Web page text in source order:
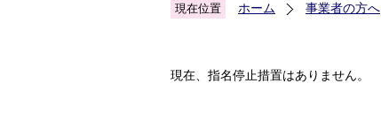
現在位置 ホーム 事業者の方へ
現在、指名停止措置はありません。